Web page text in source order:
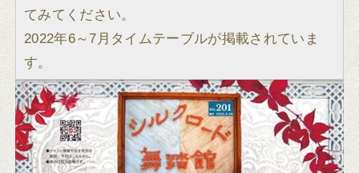
てみてください。
2022年6～7月タイムテーブルが掲載されていま
す。